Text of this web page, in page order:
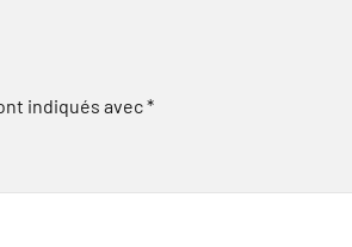
indiqués avec*